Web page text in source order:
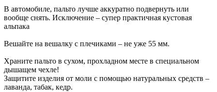
В автомобиле, пальто лучше аккуратно подвернуть или
вообще снять. Исключение – супер практичная кустовая
альпака
Вешайте на вешалку с плечиками – не уже 55 мм.
Храните пальто в сухом, прохладном месте в специальном
дышащем чехле!
Защитите изделия от моли с помощью натуральных средств –
лаванда, табак, кедр.